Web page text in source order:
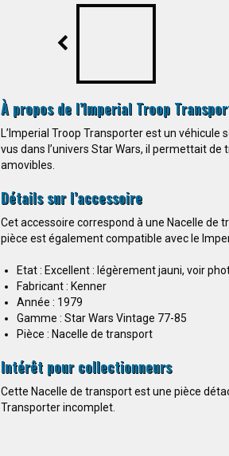
À propos de l’Imperial Troop
L’Imperial Troop Transporter est un
vus dans l’univers Star Wars, il permettait
amovibles.
Détails sur l’accessoire
Cet accessoire correspond à une Nacelle de
pièce est également compatible avec le
Etat : Excellent : légèrement jauni, voir
Fabricant : Kenner
Année : 1979
Gamme : Star Wars Vintage 77-85
Pièce : Nacelle de transport
Intérêt pour collectionneurs
Cette Nacelle de transport est une pièce
Transporter incomplet.